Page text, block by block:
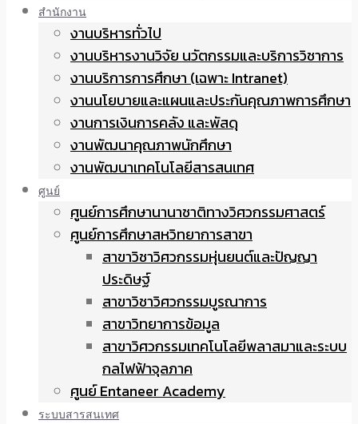
สำนักงาน
งานบริหารทั่วไป
งานบริหารงานวิจัย นวัตกรรมและบริการวิชาการ
งานบริการการศึกษา (เฉพาะ Intranet)
งานนโยบายและแผนและประกันคุณภาพการศึกษา
งานการเงินการคลัง และพัสดุ
งานพัฒนาคุณภาพนักศึกษา
งานพัฒนาเทคโนโลยีสารสนเทศ
ศูนย์
ศูนย์การศึกษานานาชาติทางวิศวกรรมศาสตร์
ศูนย์การศึกษาสหวิทยาการสาขา
สาขาวิชาวิศวกรรมหุ่นยนต์และปัญญา
ประดิษฐ์
สาขาวิชาวิศวกรรมบูรณาการ
สาขาวิทยาการข้อมูล
สาขาวิศวกรรมเทคโนโลยีพลาสมาและระบบ
กลไฟฟ้าจุลภาค
ศูนย์ Entaneer Academy
ระบบสารสนเทศ